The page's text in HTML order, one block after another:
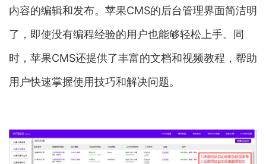
内容的编辑和发布。苹果CMS的后台管理界面简洁明
了，即使没有编程经验的用户也能够轻松上手。同
时，苹果CMS还提供了丰富的文档和视频教程，帮助
用户快速掌握使用技巧和解决问题。